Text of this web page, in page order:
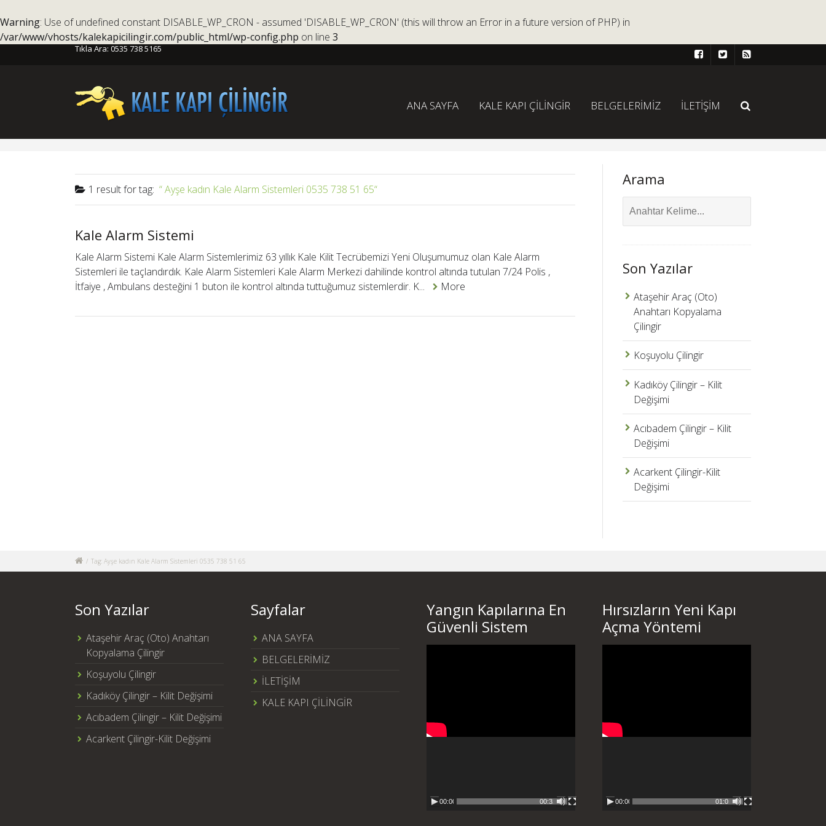
Warning: Use of undefined constant DISABLE_WP_CRON - assumed 'DISABLE_WP_CRON' (this will throw an Error in a future version of PHP) in
/var/www/vhosts/kalekapicilingir.com/public_html/wp-config.php on line 3
Tıkla Ara: 0535 738 5165
ANA SAYFA KALE KAPI ÇİLİNGİR BELGELERİMİZ İLETİŞİM
1 result fortag: Ayşe kadın Kale Alarm Sistemleri 0535 738 51 65
Kale Alarm Sistemi
Kale Alarm Sistemi Kale Alarm Sistemlerimiz 63 yıllık Kale Kilit Tecrübemizi Yeni Oluşumumuz olan Kale Alarm
Sistemleri ile taçlandırdık. Kale Alarm Sistemleri Kale Alarm Merkezi dahilinde kontrol altında tutulan 7/24 Polis ,
İtfaiye , Ambulans desteğini 1 buton ile kontrol altında tuttuğumuz sistemlerdir. K...
More
Arama
Son Yazılar
Ataşehir Araç (Oto)
Anahtarı Kopyalama
Çilingir
Koşuyolu Çilingir
Kadıköy Çilingir – Kilit
Değişimi
Acıbadem Çilingir – Kilit
Değişimi
Acarkent Çilingir-Kilit
Değişimi
/ Tag: Ayşe kadın Kale Alarm Sistemleri 0535 738 51 65
Son Yazılar
Ataşehir Araç (Oto) Anahtarı
Kopyalama Çilingir
Koşuyolu Çilingir
Kadıköy Çilingir – Kilit Değişimi
Acıbadem Çilingir – Kilit Değişimi
Acarkent Çilingir-Kilit Değişimi
Sayfalar
ANA SAYFA
BELGELERİMİZ
İLETİŞİM
KALE KAPI ÇİLİNGİR
Yangın Kapılarına En
Güvenli Sistem
00:00 00:32
Hırsızların Yeni Kapı
Açma Yöntemi
00:00 01:01